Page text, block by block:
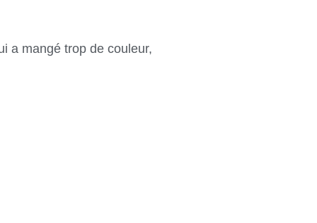
a mangé trop de couleur,